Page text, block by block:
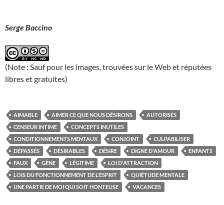
Serge Baccino
(Note : Sauf pour les images, trouvées sur le Web et réputées
libres et gratuites)
AIMABLE AIMER CE QUE NOUS DÉSIRONS
AUTORISÉS
CENSEUR INTIME
CONCEPTS INUTILES
CONDITIONNEMENTS MENTAUX
CONJOINT
CULPABILISER
DÉPASSÉS
DÉSIRABLES DÉSIRE DIGNE D'AMOUR
ENFANTS
FAUX
GÈNE LÉGITIME
LOI D'ATTRACTION
LOIS DU FONCTIONNEMENT DE L'ESPRIT
QUIÉTUDE MENTALE
UNE PARTIE DE MOI QUI SOIT HONTEUSE
VACANCES